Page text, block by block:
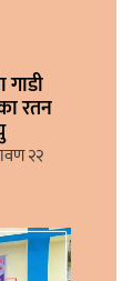
रतन
२२